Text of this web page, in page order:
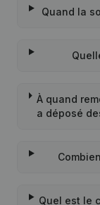
Quand la
À quand
a déposé
Quel est le